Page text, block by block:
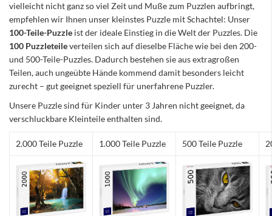
vielleicht nicht ganz so viel Zeit und Muße zum Puzzlen aufbringt,
empfehlen wir Ihnen unser kleinstes Puzzle mit Schachtel: Unser
100-Teile-Puzzle ist der ideale Einstieg in die Welt der Puzzles. Die
100 Puzzleteileverteilen sich auf dieselbe Fläche wie bei den 200-
und 500-Teile-Puzzles. Dadurch bestehen sie aus extragroßen
Teilen, auch ungeübte Hände kommend damit besonders leicht
zurecht – gut geeignet speziell für unerfahrene Puzzler.
Unsere Puzzle sind für Kinder unter 3 Jahren nicht geeignet, da
verschluckbare Kleinteile enthalten sind.
2.000 Teile Puzzle 1.000 Teile Puzzle 500 Teile Puzzle